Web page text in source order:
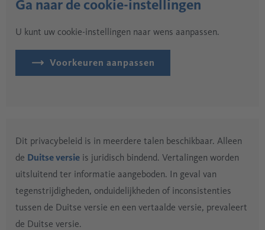
Ga naar de cookie-instellingen
U kunt uw cookie-instellingen naar wens aanpassen.
Voorkeuren aanpassen
Dit privacybeleid is in meerdere talen beschikbaar. Alleen
de Duitse versie is juridisch bindend. Vertalingen worden
uitsluitend ter informatie aangeboden. In geval van
tegenstrijdigheden, onduidelijkheden of inconsistenties
tussen de Duitse versie en een vertaalde versie, prevaleert
de Duitse versie.